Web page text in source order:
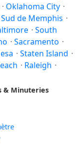
· Oklahoma City ·
de Memphis ·
· South
· Sacramento ·
· Staten Island ·
· Raleigh ·
& Minuteries